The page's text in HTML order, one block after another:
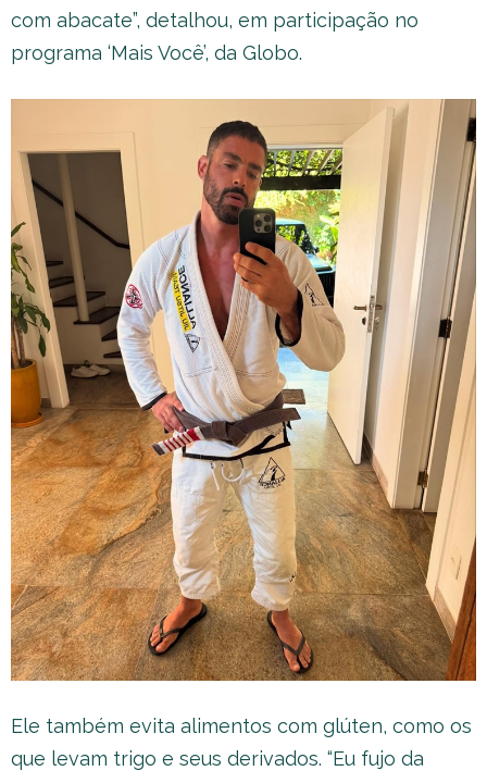
com abacate”, detalhou, em participação no
programa ‘Mais Você’, da Globo.
Ele também evita alimentos com glúten, como os
que levam trigo e seus derivados. “Eu fujo da